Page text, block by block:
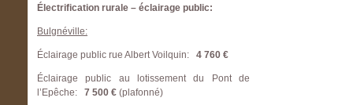
Électrification rurale – éclairage public:
Bulgnéville:
Éclairage public rue Albert Voilquin: 4 760 €
Éclairage public au lotissement du Pont de
l’Epêche: 7 500 € (plafonné)